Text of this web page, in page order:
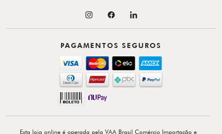
PAGAMENTOS SEGUROS
Esta loja online é operada pela VAA Brasil Comércio Importação e